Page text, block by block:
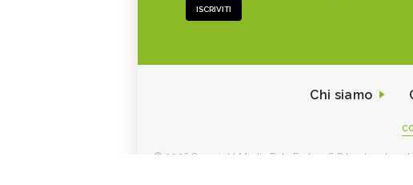
ISCRIVITI
Chi siamo
© 2026 Copyright Media Data Factory S.R.L. - I